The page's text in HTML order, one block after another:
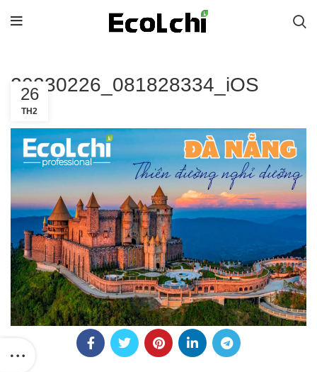
20230226_081828334_iOS
26
TH2